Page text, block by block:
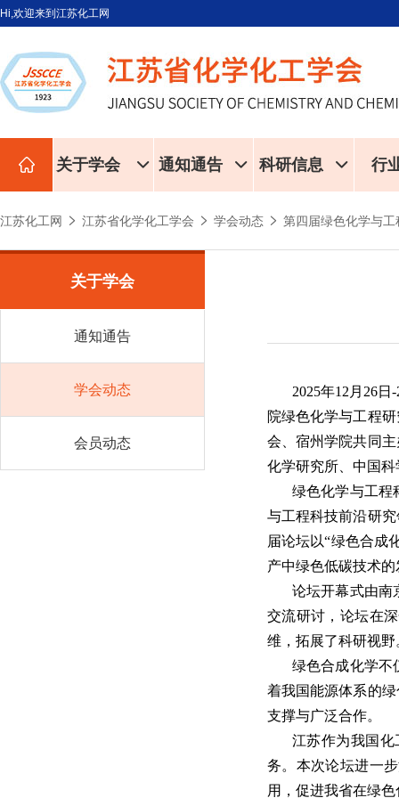
Hi,欢迎来到江苏化工网
关于学会 通知通告 科研信息 行
江苏化工网 江苏省化学化工学会 学会动态 第四届绿色化学与
关于学会
通知通告
学会动态
会员动态
2025年12月26
院绿色化学与工程
会、宿州学院共同
化学研究所、中国
绿色化学与工程
与工程科技前沿研
届论坛以“绿色合成
产中绿色低碳技术
论坛开幕式由南
交流研讨，论坛在
维，拓展了科研视野
绿色合成化学不
着我国能源体系的
支撑与广泛合作。
江苏作为我国
务。本次论坛进一
用，促进我省在绿